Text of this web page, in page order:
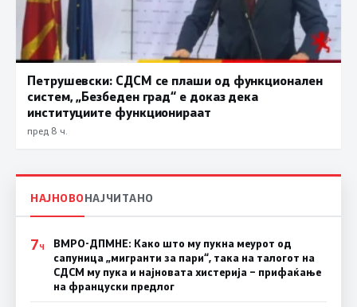
Петрушевски: СДСМ се плаши од функционален
систем, „Безбеден град“ е доказ дека
институциите функционираат
пред 8 ч.
НАЈНОВОНАЈЧИТАНО
7Ч
ВМРО-ДПМНЕ: Како што му пукна меурот од
сапуница „мигранти за пари“, така на талогот на
СДСМ му пука и најновата хистерија – прифаќање
на француски предлог